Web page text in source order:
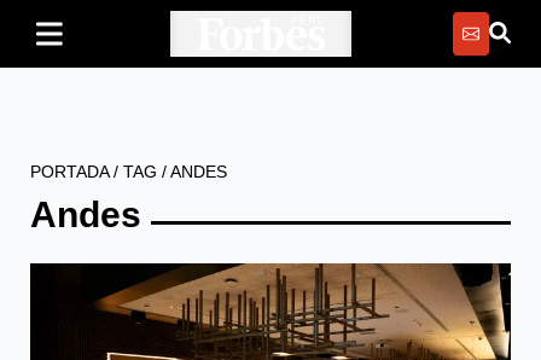
PORTADA/ TAG /ANDES
Andes